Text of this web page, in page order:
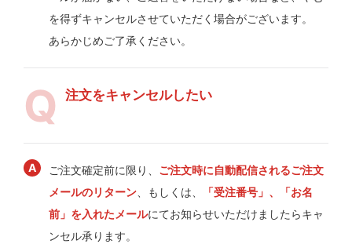
を得ずキャンセルさせていただく場合がございます。
あらかじめご了承ください。
注文をキャンセルしたい
ご注文確定前に限り、 ご注文時に自動配信されるご注文
メールのリターン、もしくは、
「受注番号」、「お名
前」を入れたメールにてお知らせいただけましたらキャ
ンセル承ります。